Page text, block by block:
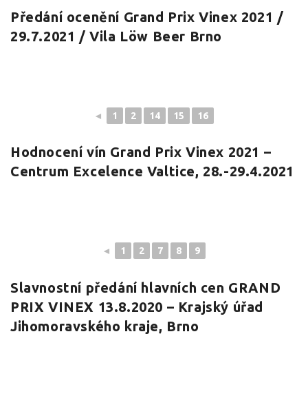
Předání ocenění Grand Prix Vinex 2021 /
29.7.2021 / Vila Löw Beer Brno
◄ 1 2 14 15 16
Hodnocení vín Grand Prix Vinex 2021 –
Centrum Excelence Valtice, 28.-29.4.2021
◄ 1 2 7 8 9
Slavnostní předání hlavních cen GRAND
PRIX VINEX 13.8.2020 – Krajský úřad
Jihomoravského kraje, Brno